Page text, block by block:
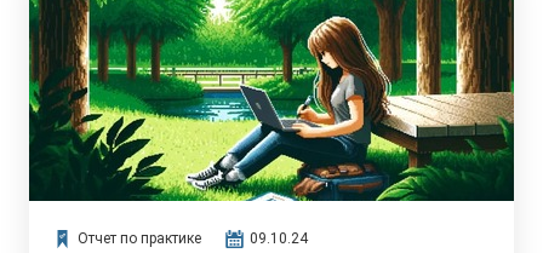
Отчет по практике 09.10.24